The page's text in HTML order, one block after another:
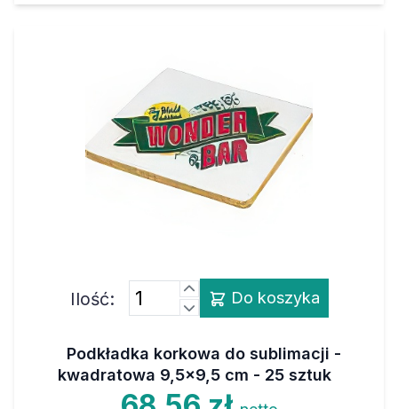
Ilość: Do koszyka
Podkładka korkowa do sublimacji -
kwadratowa 9,5x9,5 cm - 25 sztuk